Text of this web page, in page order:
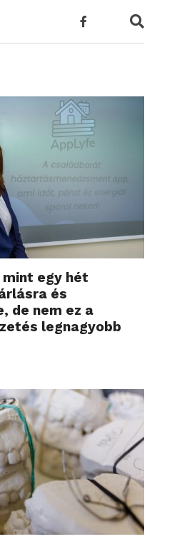
egy hét
és
de nem ez a
legnagyobb